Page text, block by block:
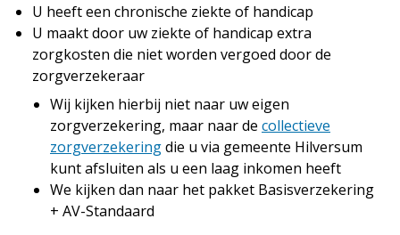
U heeft een chronische ziekte of handicap
U maakt door uw ziekte of handicap extra
zorgkosten die niet worden vergoed door de
zorgverzekeraar
Wij kijken hierbij niet naar uw eigen
zorgverzekering, maar naar de collectieve
zorgverzekeringdie u via gemeente Hilversum
kunt afsluiten als u een laag inkomen heeft
We kijken dan naar het pakket Basisverzekering
+ AV-Standaard